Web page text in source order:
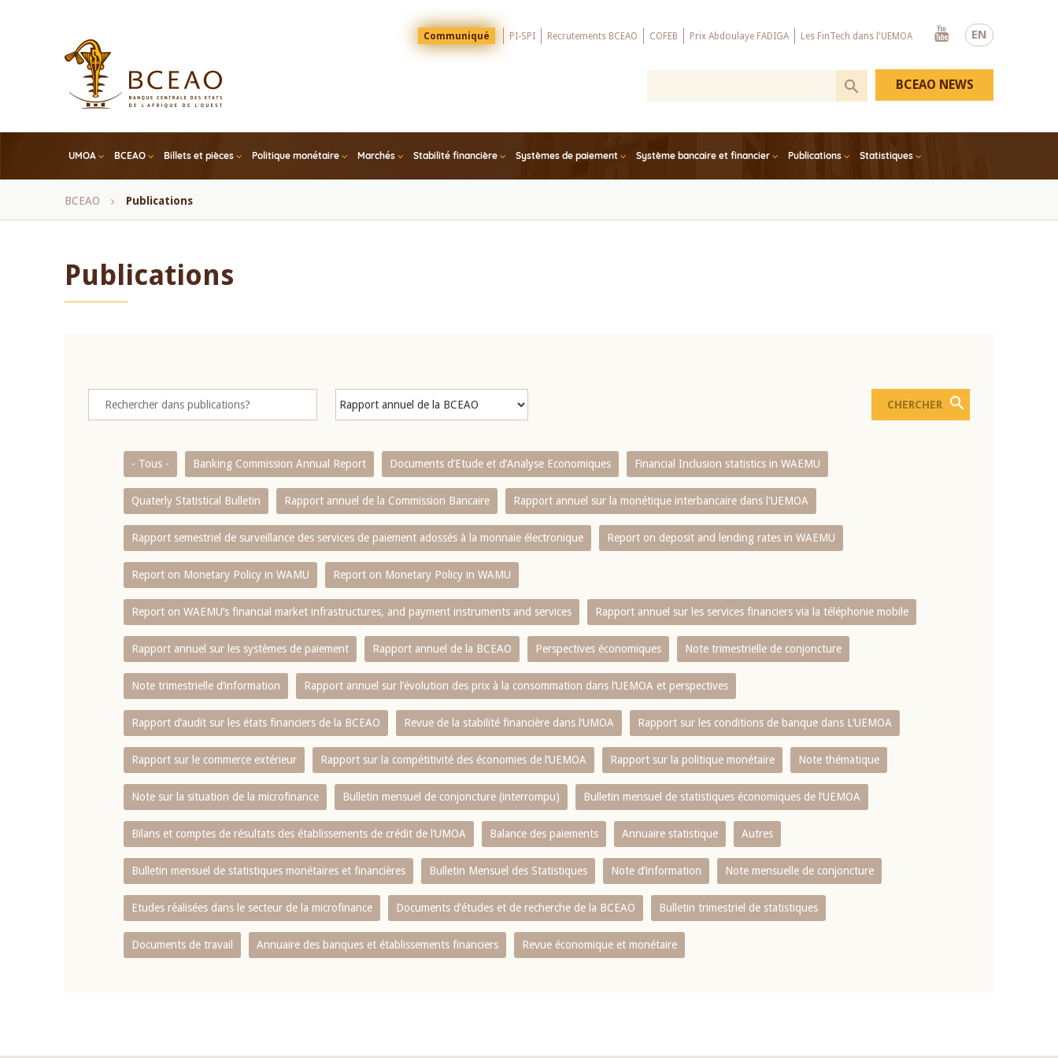
EN
Menu
Top
Communiqué PI-SPI Recrutements BCEAO COFEB Prix Abdoulaye FADIGA Les FinTech dans l'UEMOA
Youtube
UMOA BCEAO Billets et pièces Politique monétaire Marchés Stabilité financière Systèmes de paiement Système bancaire et financier Publications Statistiques
BCEAO NEWS
Fil
BCEAO Publications
Publications
- Tous - Banking Commission Annual Report Documents d’Etude et d’Analyse Economiques Financial Inclusion statistics in WAEMU
Quaterly Statistical Bulletin Rapport annuel de la Commission Bancaire Rapport annuel sur la monétique interbancaire dans l'UEMOA
Rapport semestriel de surveillance des services de paiement adossés à la monnaie électronique Report on deposit and lending rates in WAEMU
Report on Monetary Policy in WAMU Report on Monetary Policy in WAMU
Report on WAEMU’s financial market infrastructures, and payment instruments and services Rapport annuel sur les services financiers via la téléphonie mobile
Rapport annuel sur les systèmes de paiement Rapport annuel de la BCEAO Perspectives économiques Note trimestrielle de conjoncture
Note trimestrielle d‘information Rapport annuel sur l‘évolution des prix à la consommation dans l‘UEMOA et perspectives
Rapport d‘audit sur les états financiers de la BCEAO Revue de la stabilité financière dans l‘UMOA Rapport sur les conditions de banque dans L‘UEMOA
Rapport sur le commerce extérieur Rapport sur la compétitivité des économies de l‘UEMOA Rapport sur la politique monétaire Note thématique
Note sur la situation de la microfinance Bulletin mensuel de conjoncture (interrompu) Bulletin mensuel de statistiques économiques de l‘UEMOA
Bilans et comptes de résultats des établissements de crédit de l‘UMOA Balance des paiements Annuaire statistique Autres
Bulletin mensuel de statistiques monétaires et financières Bulletin Mensuel des Statistiques Note d’information Note mensuelle de conjoncture
Etudes réalisées dans le secteur de la microfinance Documents d’études et de recherche de la BCEAO Bulletin trimestriel de statistiques
Documents de travail Annuaire des banques et établissements financiers Revue économique et monétaire